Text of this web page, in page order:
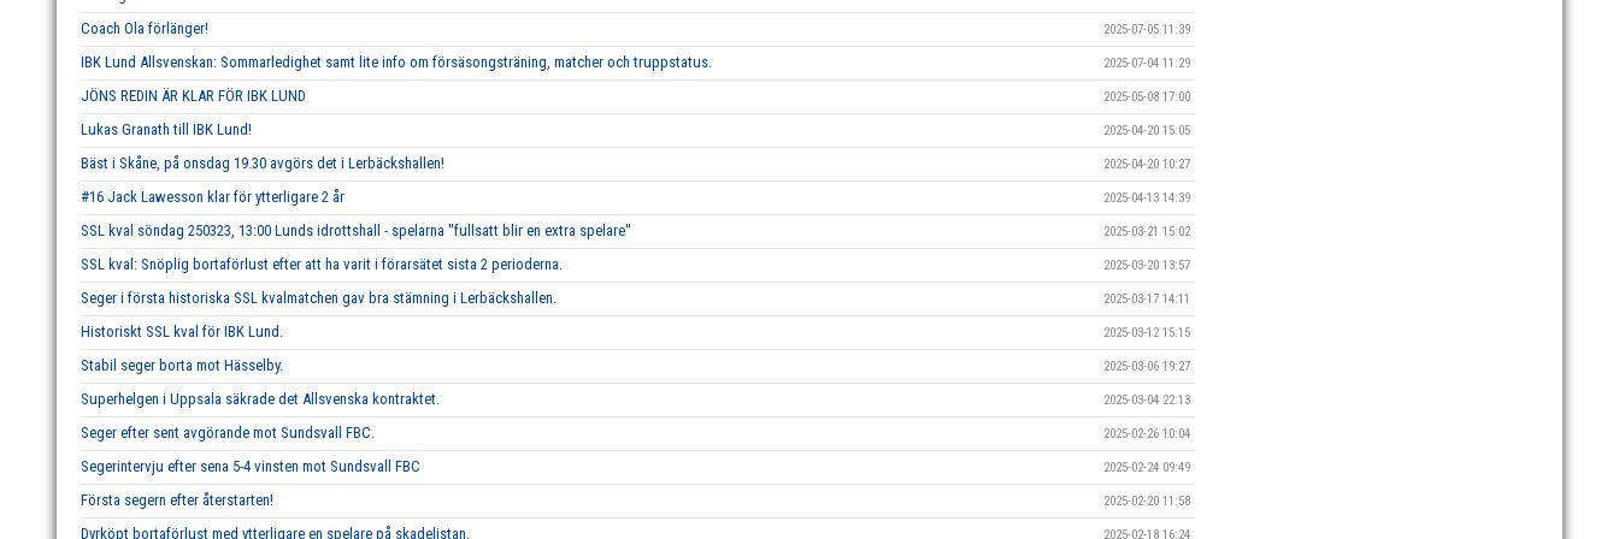
Coach Ola förlänger! 2025-07-05 11:39
IBK Lund Allsvenskan: Sommarledighet samt lite info om försäsongsträning, matcher och truppstatus. 2025-07-04 11:29
JÖNS REDIN ÄR KLAR FÖR IBK LUND 2025-05-08 17:00
Lukas Granath till IBK Lund! 2025-04-20 15:05
Bäst i Skåne, på onsdag 19.30 avgörs det i Lerbäckshallen! 2025-04-20 10:27
#16 Jack Lawesson klar för ytterligare 2 år 2025-04-13 14:39
SSL kval söndag 250323, 13:00 Lunds idrottshall - spelarna ''fullsatt blir en extra spelare'' 2025-03-21 15:02
SSL kval: Snöplig bortaförlust efter att ha varit i förarsätet sista 2 perioderna. 2025-03-20 13:57
Seger i första historiska SSL kvalmatchen gav bra stämning i Lerbäckshallen. 2025-03-17 14:11
Historiskt SSL kval för IBK Lund. 2025-03-12 15:15
Stabil seger borta mot Hässelby. 2025-03-06 19:27
Superhelgen i Uppsala säkrade det Allsvenska kontraktet. 2025-03-04 22:13
Seger efter sent avgörande mot Sundsvall FBC. 2025-02-26 10:04
Segerintervju efter sena 5-4 vinsten mot Sundsvall FBC 2025-02-24 09:49
Första segern efter återstarten! 2025-02-20 11:58
Dyrköpt bortaförlust med ytterligare en spelare på skadelistan. 2025-02-18 16:24